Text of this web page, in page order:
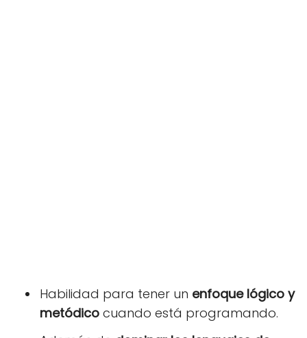
Habilidad para tener un enfoque lógico y
metódico cuando está programando.